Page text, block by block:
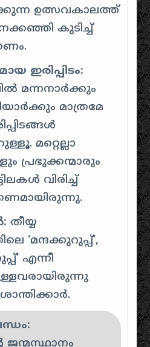
ഉത്സവകാലത്ത്
കുടിച്ച്
ഇരിപ്പിടം:
മന്നനാർക്കും
മാത്രമേ
മറ്റെല്ലാ
പ്രഭുക്കന്മാരും
വിരിച്ച്
തീയ്യ
‘മന്ദക്കുറുപ്പ്’,
എന്നീ
ജന്മസ്ഥാനം